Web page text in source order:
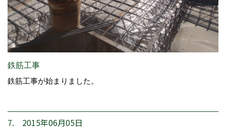
鉄筋工事
鉄筋工事が始まりました。
7. 2015年06月05日